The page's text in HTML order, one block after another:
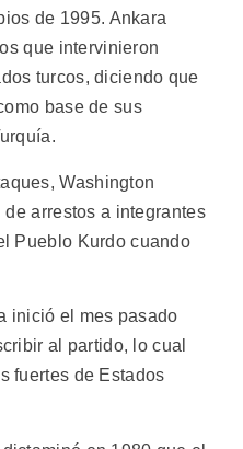
de 1995. Ankara
que intervinieron
turcos, diciendo que
base de sus
Washington
arrestos a integrantes
Pueblo Kurdo cuando
inició el mes pasado
al partido, lo cual
fuertes de Estados